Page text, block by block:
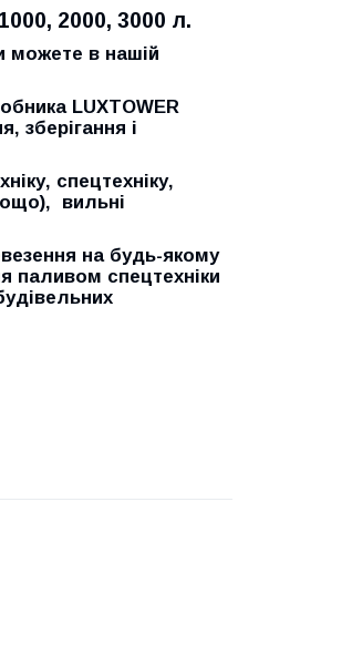
2000, 3000 л.
можете в нашій
LUXTOWER
зберігання і
спецтехніку,
вильні
на будь-якому
паливом спецтехніки